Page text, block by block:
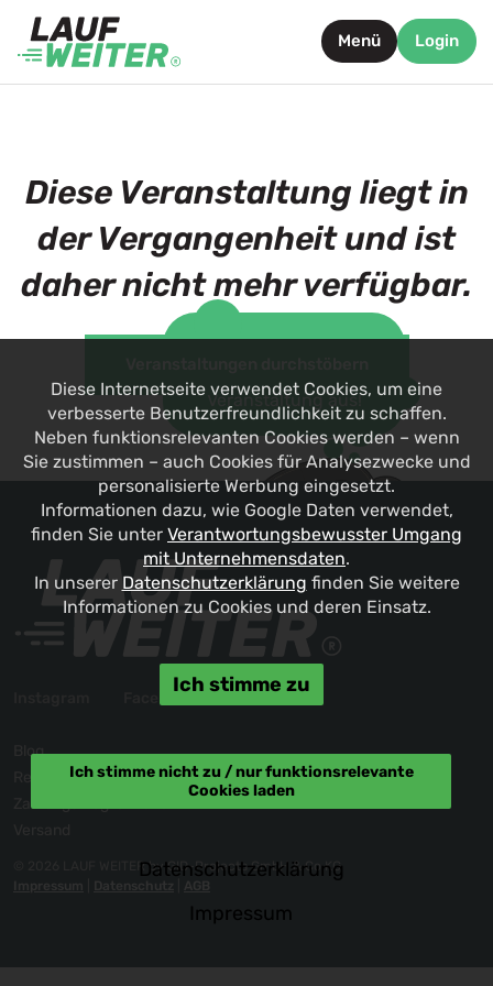
Menü Login
Veranstaltung aus!
Diese Veranstaltung liegt in
der Vergangenheit und ist
daher nicht mehr verfügbar.
Facebook
Blog
Reklamation / Kontakt
Zahlungsmöglichkeiten
© 2026 LAUF WEITER by GID-Projects GmbH & Co KG
Impressum
Datenschutz AGB
Diese Internetseite verwendet Cookies, um eine
verbesserte Benutzerfreundlichkeit zu schaffen.
Neben funktionsrelevanten Cookies werden – wenn
Sie zustimmen – auch Cookies für Analysezwecke und
personalisierte Werbung eingesetzt.
Informationen dazu, wie Google Daten verwendet,
finden Sie unter Verantwortungsbewusster Umgang
mit Unternehmensdaten.
In unserer Datenschutzerklärung finden Sie weitere
Informationen zu Cookies und deren Einsatz.
Ich stimme zu
Ich stimme nicht zu / nur funktionsrelevante
Cookies laden
Datenschutzerklärung
Impressum